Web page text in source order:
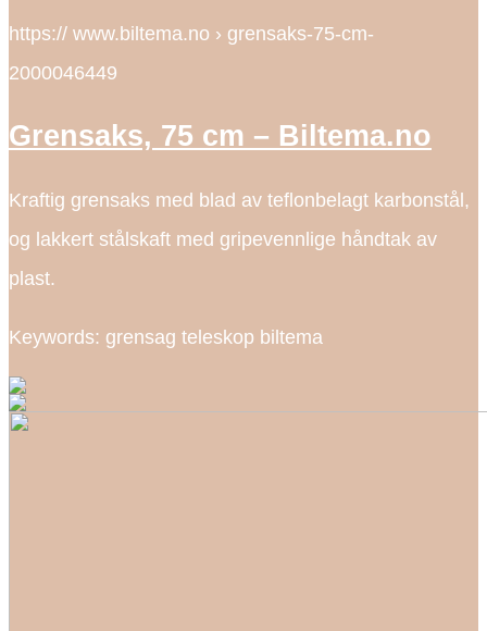
https:// www.biltema.no › grensaks-75-cm-
2000046449
Grensaks, 75 cm – Biltema.no
Kraftig grensaks med blad av teflonbelagt karbonstål,
og lakkert stålskaft med gripevennlige håndtak av
plast.
Keywords: grensag teleskop biltema